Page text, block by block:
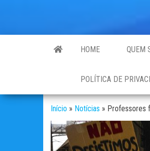
HOME QUEM
POLÍTICA DE
Início » Notícias » Professores